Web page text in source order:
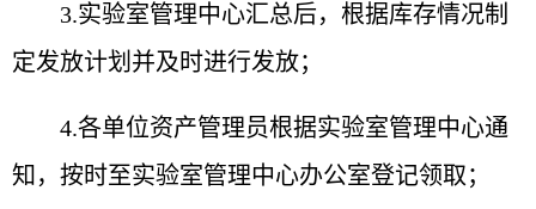
3.实验室管理中心汇总后，根据库存情况制
定发放计划 并及时进行发放；
4.各单位资产管理员根据实验室管理中心通
知，按时至实验室管理中心办公室登记领取；